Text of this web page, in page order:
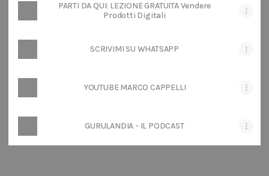
PARTI DA QUI: LEZIONE GRATUITA Vendere
Prodotti Digitali
SCRIVIMI SU WHATSAPP
YOUTUBE MARCO CAPPELLI
GURULANDIA - IL PODCAST